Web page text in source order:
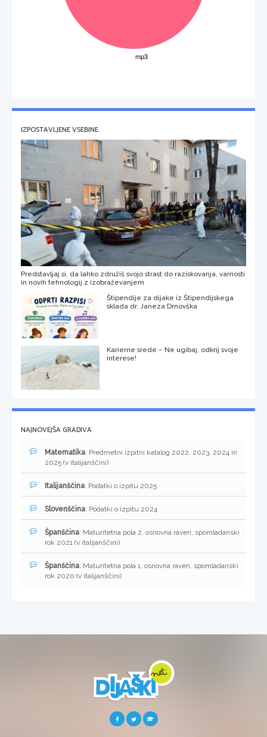
IZPOSTAVLJENE VSEBINE
Predstavljaj si, da lahko združiš svojo strast do raziskovanja, varnosti
in novih tehnologij z izobraževanjem
Štipendije za dijake iz Štipendijskega
sklada dr. Janeza Drnovška
Karierne srede – Ne ugibaj, odkrij svoje
interese!
NAJNOVEJŠA GRADIVA
Matematika: Predmetni izpitni katalog 2022, 2023, 2024 in
2025 (v italijanščini)
Italijanščina: Podatki o izpitu 2025
Slovenščina: Podatki o izpitu 2024
Španščina: Maturitetna pola 2, osnovna raven, spomladanski
rok 2021 (v italijanščini)
Španščina: Maturitetna pola 1, osnovna raven, spomladanski
rok 2020 (v italijanščini)